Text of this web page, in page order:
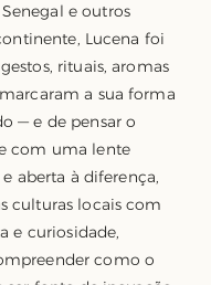
e outros
Lucena foi
rituais, aromas
a sua forma
— e de pensar o
com uma lente
aberta à diferença,
culturas locais com
e curiosidade,
como o